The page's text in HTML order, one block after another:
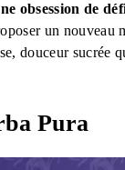
obsession de
un nouveau
douceur sucrée
Pura